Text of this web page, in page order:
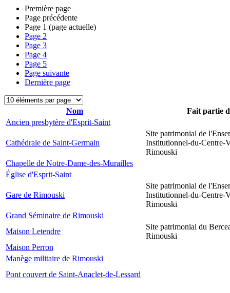
Première page
Page précédente
Page 1 (page actuelle)
Page 2
Page 3
Page 4
Page 5
Page suivante
Dernière page
Nom
Fait partie
Ancien presbytère d'Esprit-Saint
Cathédrale de Saint-Germain
Site patrimonial de
Institutionnel-du-Centre-
Rimouski
Chapelle de Notre-Dame-des-Murailles
Église d'Esprit-Saint
Gare de Rimouski
Site patrimonial de
Institutionnel-du-Centre-
Rimouski
Grand Séminaire de Rimouski
Maison Letendre
Site patrimonial du
Rimouski
Maison Perron
Manège militaire de Rimouski
Pont couvert de Saint-Anaclet-de-Lessard